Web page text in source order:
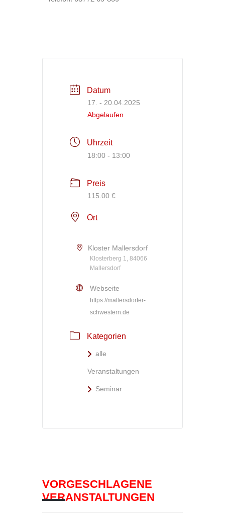
Datum
17. - 20.04.2025
Abgelaufen
Uhrzeit
18:00 - 13:00
Preis
115.00 €
Ort
Kloster Mallersdorf
Klosterberg 1, 84066
Mallersdorf
Webseite
https://mallersdorfer-
schwestern.de
Kategorien
alle
Veranstaltungen
Seminar
VORGESCHLAGENE
VERANSTALTUNGEN